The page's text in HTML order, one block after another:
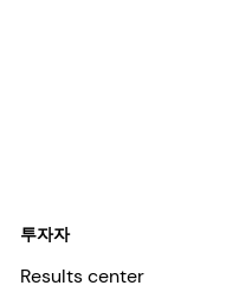
투자자
Results center